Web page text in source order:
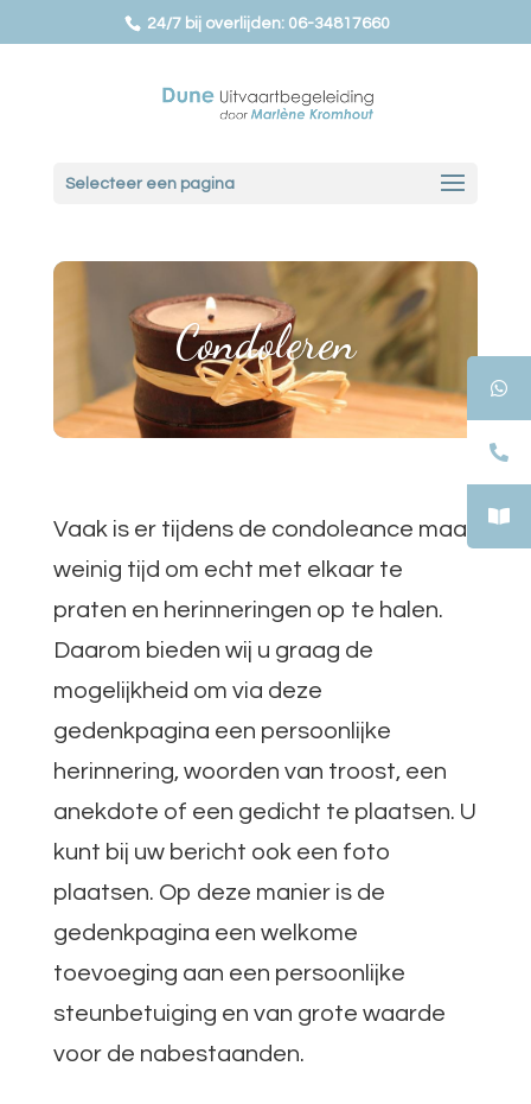
24/7 bij overlijden: 06-34817660
Selecteer een pagina
Condoleren
Vaak is er tijdens de condoleance maar
weinig tijd om echt met elkaar te
praten en herinneringen op te halen.
Daarom bieden wij u graag de
mogelijkheid om via deze
gedenkpagina een persoonlijke
herinnering, woorden van troost, een
anekdote of een gedicht te plaatsen. U
kunt bij uw bericht ook een foto
plaatsen. Op deze manier is de
gedenkpagina een welkome
toevoeging aan een persoonlijke
steunbetuiging en van grote waarde
voor de nabestaanden.